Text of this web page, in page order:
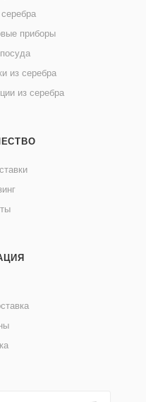
приборы
из серебра
из серебра